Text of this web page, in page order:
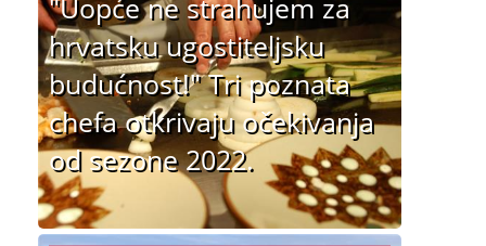
"Uopće ne strahujem za
hrvatsku ugostiteljsku
budućnost!" Tri poznata
chefa otkrivaju očekivanja
od sezone 2022.